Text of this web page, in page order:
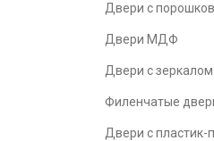
Двери с
Двери МДФ
Двери с зеркалом
Филенчатые
Двери с пластик-